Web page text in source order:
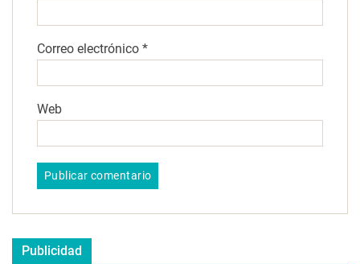
Correo electrónico *
Web
Publicidad